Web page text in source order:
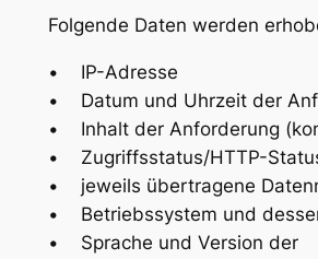
Folgende Daten werden
• IP-Adresse
• Datum und Uhrzeit der
• Inhalt der Anforderung
• Zugriffsstatus/HTTP-
• jeweils übertragene
• Betriebssystem und
• Sprache und Version der